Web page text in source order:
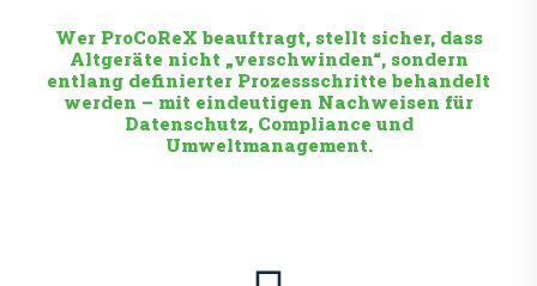
Wer ProCoReX beauftragt, stellt sicher, dass
Altgeräte nicht „verschwinden“, sondern
entlang definierter Prozessschritte behandelt
werden – mit eindeutigen Nachweisen für
Datenschutz, Compliance und
Umweltmanagement.